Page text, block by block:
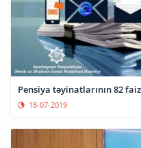
Pensiya təyinatlarının 82
18-07-2019